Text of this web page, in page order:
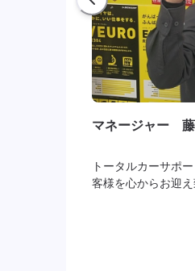
マネージャー
トータルカーサポ
客様を心からお迎